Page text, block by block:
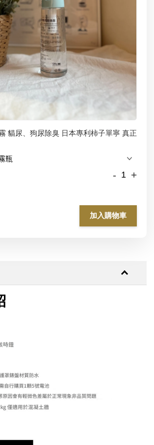
貓尿、狗尿除臭 日本專利柿子單寧 真正
- +
加入購物車